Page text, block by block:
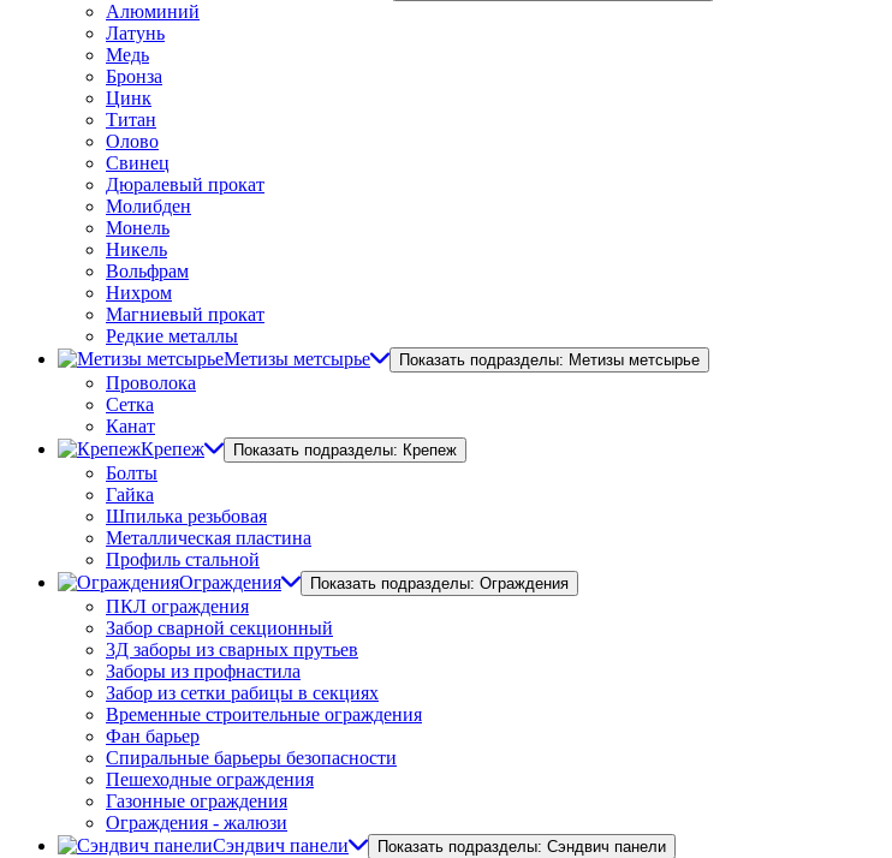
Алюминий
Латунь
Медь
Бронза
Цинк
Титан
Олово
Свинец
Дюралевый прокат
Молибден
Монель
Никель
Вольфрам
Нихром
Магниевый прокат
Редкие металлы
Метизы метсырье
Показать подразделы: Метизы метсырье
Проволока
Сетка
Канат
Крепеж
Показать подразделы: Крепеж
Болты
Гайка
Шпилька резьбовая
Металлическая пластина
Профиль стальной
Ограждения
Показать подразделы: Ограждения
ПКЛ ограждения
Забор сварной секционный
3Д заборы из сварных прутьев
Заборы из профнастила
Забор из сетки рабицы в секциях
Временные строительные ограждения
Фан барьер
Спиральные барьеры безопасности
Пешеходные ограждения
Газонные ограждения
Ограждения - жалюзи
Сэндвич панели
Показать подразделы: Сэндвич панели